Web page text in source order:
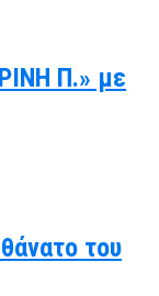
Π.» με
του